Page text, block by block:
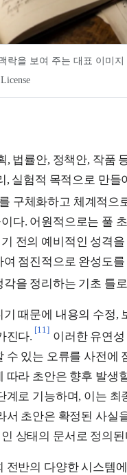
락을 보여 주는 대표 이미지
, 법률안, 정책안, 작품
, 실험적 목적으로 만들
구체화하고 체계적으
다. 어원적으로는 풀
전의 예비적인 성격
점진적으로 완성도
을 정리하는 기초 틀
때문에 내용의 수정,
진다.
[11]
이러한 유연
수 있는 오류를 사전에
따라 초안은 향후 발생
계로 기능하며, 이는
서 초안은 확정된 사실
상태의 문서로 정의된
전반의 다양한 시스템